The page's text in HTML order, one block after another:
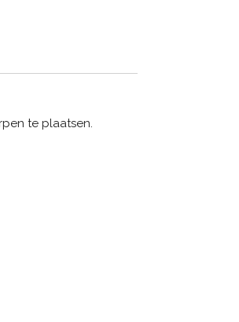
te plaatsen.